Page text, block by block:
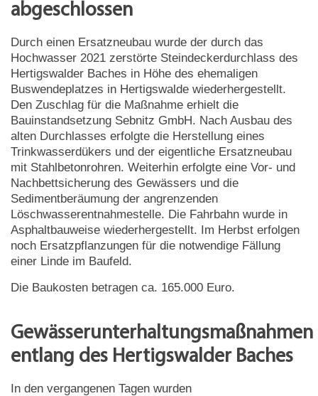
abgeschlossen
Durch einen Ersatzneubau wurde der durch das
Hochwasser 2021 zerstörte Steindeckerdurchlass des
Hertigswalder Baches in Höhe des ehemaligen
Buswendeplatzes in Hertigswalde wiederhergestellt.
Den Zuschlag für die Maßnahme erhielt die
Bauinstandsetzung Sebnitz GmbH. Nach Ausbau des
alten Durchlasses erfolgte die Herstellung eines
Trinkwasserdükers und der eigentliche Ersatzneubau
mit Stahlbetonrohren. Weiterhin erfolgte eine Vor- und
Nachbettsicherung des Gewässers und die
Sedimentberäumung der angrenzenden
Löschwasserentnahmestelle. Die Fahrbahn wurde in
Asphaltbauweise wiederhergestellt. Im Herbst erfolgen
noch Ersatzpflanzungen für die notwendige Fällung
einer Linde im Baufeld.
Die Baukosten betragen ca. 165.000 Euro.
Gewässerunterhaltungsmaßnahmen
entlang des Hertigswalder Baches
In den vergangenen Tagen wurden